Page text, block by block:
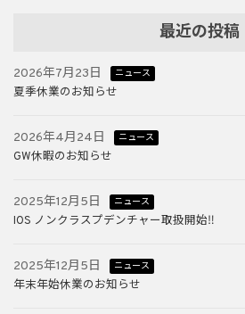
最近の投稿
2026年7月23日 ニュース
夏季休業のお知らせ
2026年4月24日 ニュース
GW休暇のお知らせ
2025年12月5日 ニュース
IOS ノンクラスプデンチャー取扱開始‼
2025年12月5日 ニュース
年末年始休業のお知らせ